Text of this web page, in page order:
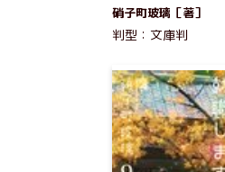
硝子町玻璃［著］
判型：文庫判